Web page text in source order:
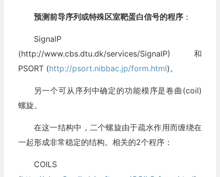
预测前导序列或特殊区室靶蛋白信号的程序：
SignalP
(http://www.cbs.dtu.dk/services/SignalP)和
PSORT (http://psort.nibbac.jp/form.html)。
另一个可从序列中确定的功能模序是卷曲(coil)
螺旋。
在这一结构中，二个螺旋由于疏水作用而缠绕在
一起形成非常稳定的结构。相关的2个程序：
COILS